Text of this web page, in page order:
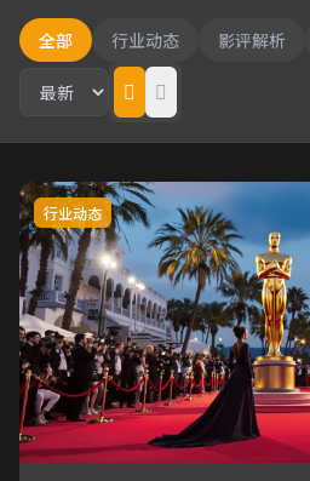
影视行业最新动态
全部 行业动态 影评解析
行业动态